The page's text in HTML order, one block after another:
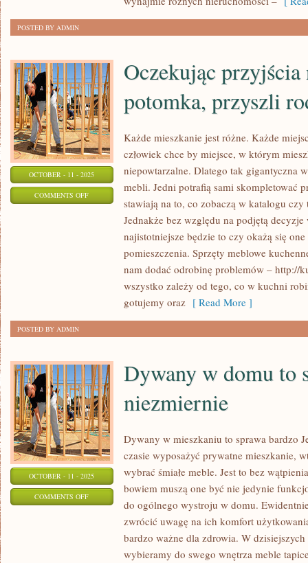
POSTED BY ADMIN
OCTOBER - 11 - 2025
COMMENTS OFFON
Oczekując przyjścia
potomka, przyszli
Każde mieszkanie jest różne. Każde
człowiek chce by miejsce, w którym
niepowtarzalne. Dlatego tak gigantyczna
mebli. Jedni potrafią sami skompletować
stawiają na to, co zobaczą w katalogu
Jednakże bez względu na podjętą
najistotniejsze będzie to czy okażą się
pomieszczenia. Sprzęty meblowe
nam dodać odrobinę problemów – http://
wszystko zależy od tego, co w kuchni
gotujemy oraz [ Read More ]
POSTED BY ADMIN
OCTOBER - 11 - 2025
COMMENTS OFFON
Dywany w domu to
niezmiernie
Dywany w mieszkaniu to sprawa bardzo
czasie wyposażyć prywatne mieszkanie,
wybrać śmiałe meble. Jest to bez
bowiem muszą one być nie jedynie
do ogólnego wystroju w domu.
zwrócić uwagę na ich komfort
bardzo ważne dla zdrowia. W
wybieramy do swego wnętrza meble